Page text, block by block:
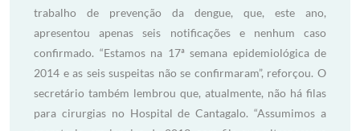
trabalho de prevenção da dengue, que, este ano,
apresentou apenas seis notificações e nenhum caso
confirmado. “Estamos na 17ª semana epidemiológica de
2014 e as seis suspeitas não se confirmaram”, reforçou. O
secretário também lembrou que, atualmente, não há filas
para cirurgias no Hospital de Cantagalo. “Assumimos a